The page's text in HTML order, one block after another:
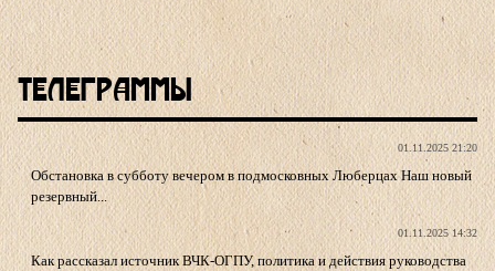
Телеграммы
01.11.2025 21:20
Обстановка в субботу вечером в подмосковных Люберцах Наш новый
резервный...
01.11.2025 14:32
Как рассказал источник ВЧК-ОГПУ, политика и действия руководства